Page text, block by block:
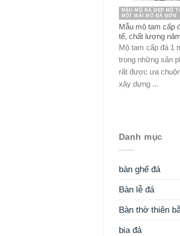
MẪU MỘ ĐÁ ĐẸP MỘ
MỘT MÁI MỘ ĐÁ ĐƠN
Mẫu mộ tam cấp
tế, chất lượng
Mộ tam cấp đá 1
trong những sản
rất được ưa
xây dựng ...
Danh mục
bàn ghế đá
Bàn lễ đá
Bàn thờ thiên
bia đá